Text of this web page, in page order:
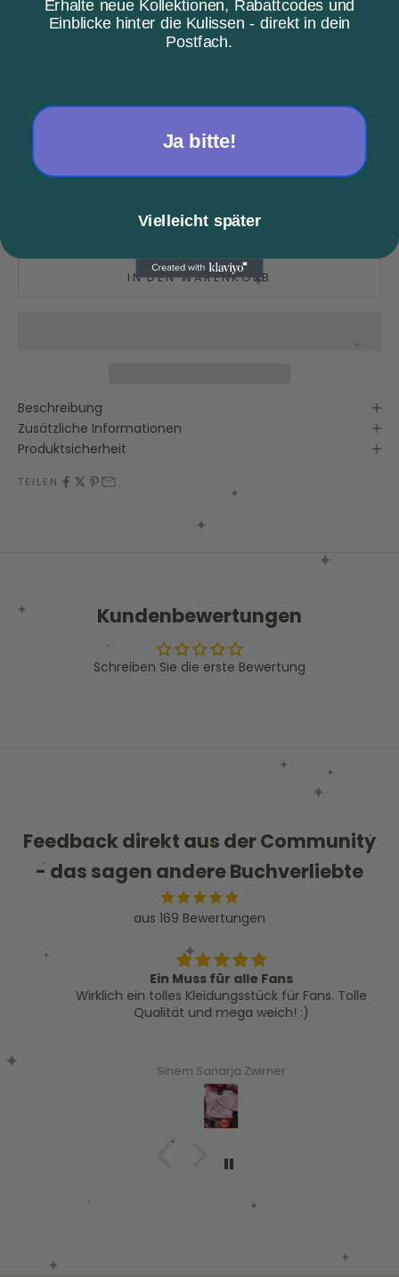
Schwarz
Sand
Anzahl verringern
Auf Lager
Lieferzeit: 14-21 Werktage
IN DEN WARENKORB
Beschreibung
Zusätzliche Informationen
Produktsicherheit
TEILEN
Kundenbewertungen
Schreiben Sie die erste Bewertung
Feedback direkt aus der Community
- das sagen andere Buchverliebte
aus 169 Bewertungen
Ein Muss für alle Fans
Wirklich ein tolles Kleidungsstück für Fans. Tolle
Qualität und mega weich! :)
Sinem Sanarja Zwirner
Erhalte neue Kollektionen, Rabattcodes und
Einblicke hinter die Kulissen - direkt in dein
Postfach.
Ja bitte!
Vielleicht später